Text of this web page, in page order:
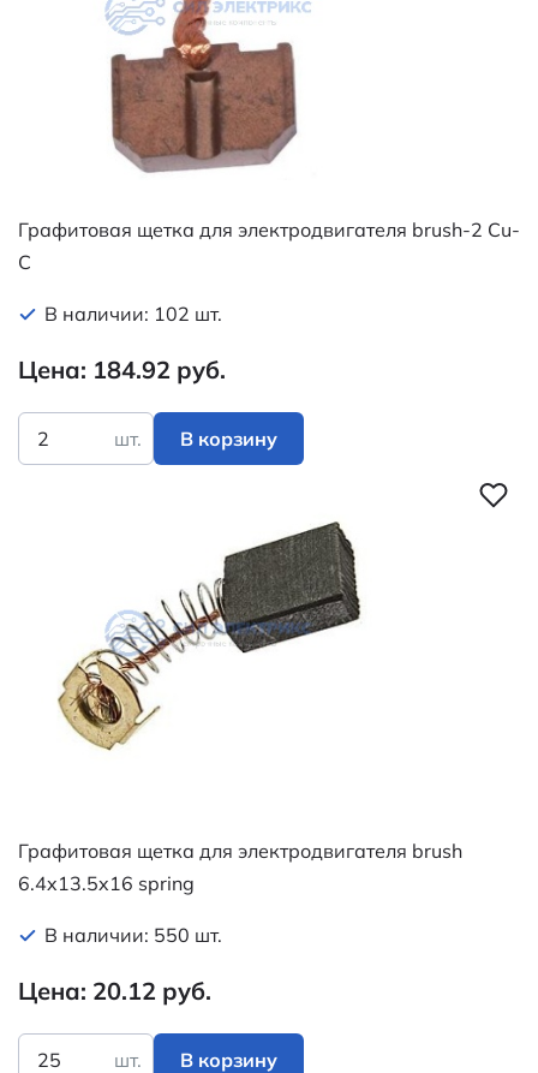
Графитовая щетка для электродвигателя brush-2 Cu-
C
В наличии: 102 шт.
Цена: 184.92 руб.
шт. В корзину
Графитовая щетка для электродвигателя brush
6.4x13.5x16 spring
В наличии: 550 шт.
Цена: 20.12 руб.
шт. В корзину